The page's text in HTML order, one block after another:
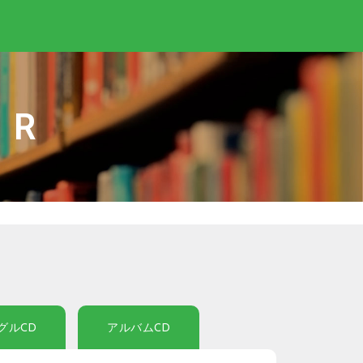
ルCD アルバムCD